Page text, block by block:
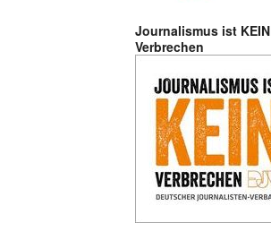
Journalismus ist KEIN
Verbrechen